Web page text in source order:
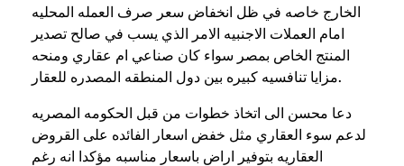
الخارج خاصه في ظل انخفاض سعر صرف العمله المحليه
امام العملات الاجنبيه الامر الذي يسب في صالح تصدير
المنتج الخاص بمصر سواء كان صناعي ام عقاري ومنحه
مزايا تنافسيه كبيره بين دول المنطقه المصدره للعقار.
دعا محسن الى اتخاذ خطوات من قبل الحكومه المصريه
لدعم سوء العقاري مثل خفض اسعار الفائده على القروض
العقاريه بتوفير اراض باسعار مناسبه مؤكدا انه رغم